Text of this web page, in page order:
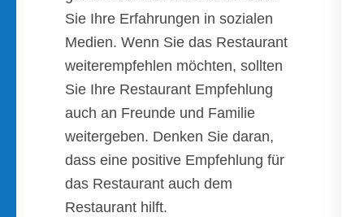
Sie Ihre Erfahrungen in sozialen
Medien. Wenn Sie das Restaurant
weiterempfehlen möchten, sollten
Sie Ihre Restaurant Empfehlung
auch an Freunde und Familie
weitergeben. Denken Sie daran,
dass eine positive Empfehlung für
das Restaurant auch dem
Restaurant hilft.